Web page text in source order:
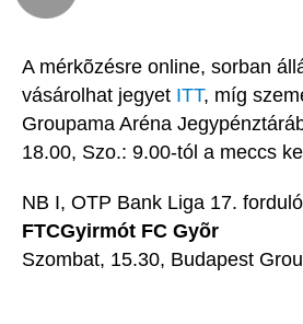
A mérkõzésre online, sorban
vásárolhat jegyet ITT, míg
Groupama Aréna
18.00, Szo.: 9.00-tól a meccs
NB I, OTP Bank Liga 17. forduló
FTCGyirmót FC Gyõr
Szombat, 15.30, Budapest